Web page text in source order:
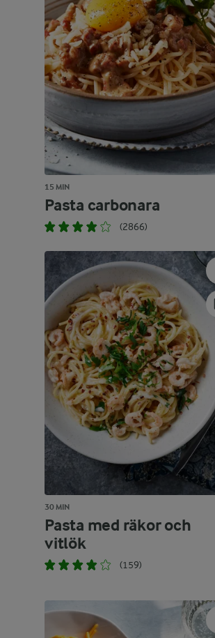
15 MIN
Pasta carbonara
(2866)
30 MIN
Pasta med räkor och
vitlök
(159)